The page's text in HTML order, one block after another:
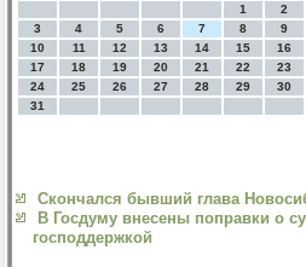
1
2
3
4 5 6 7 8
9
10
11 12 13 14 15
16
17
18 19 20 21 22
23
24
25 26 27 28 29
30
31
Скончался бывший глава
В Госдуму внесены поправки о
господдержкой